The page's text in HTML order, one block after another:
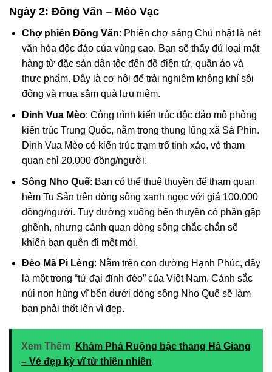
Ngày 2: Đồng Văn – Mèo Vạc
Chợ phiên Đồng Văn: Phiên chợ sáng Chủ nhật là nét
văn hóa độc đáo của vùng cao. Bạn sẽ thấy đủ loại mặt
hàng từ đặc sản dân tộc đến đồ điện tử, quần áo và
thực phẩm. Đây là cơ hội để trải nghiệm không khí sôi
động và mua sắm quà lưu niệm.
Dinh Vua Mèo: Công trình kiến trúc độc đáo mô phỏng
kiến trúc Trung Quốc, nằm trong thung lũng xã Sà Phìn.
Dinh Vua Mèo có kiến trúc trạm trổ tinh xảo, vé tham
quan chỉ 20.000 đồng/người.
Sông Nho Quế: Bạn có thể thuê thuyền để tham quan
hẻm Tu Sản trên dòng sông xanh ngọc với giá 100.000
đồng/người. Tuy đường xuống bến thuyền có phần gập
ghềnh, nhưng cảnh quan dòng sông chắc chắn sẽ
khiến bạn quên đi mệt mỏi.
Đèo Mã Pì Lèng: Nằm trên con đường Hạnh Phúc, đây
là một trong “tứ đại đỉnh đèo” của Việt Nam. Cảnh sắc
núi non hùng vĩ bên dưới dòng sông Nho Quế sẽ làm
bạn phải thốt lên vì đẹp.
Xem Thêm
Khám Phá Ruộng bậc thang Hà Giang
– Vẻ đẹp kỳ vĩ từ thiên nhiên